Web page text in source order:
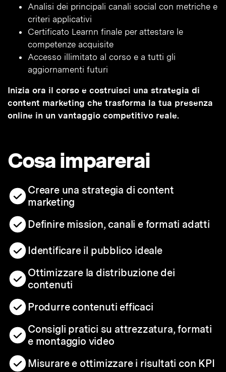
Analisi dei principali canali social con metriche e
criteri applicativi
Certificato Learnn finale per attestare le
competenze acquisite
Accesso illimitato al corso e a tutti gli
aggiornamenti futuri
Inizia ora il corso e costruisci una strategia di
content marketing che trasforma la tua presenza
online in un vantaggio competitivo reale.
Cosa imparerai
Creare una strategia di content
marketing
Definire mission, canali e formati adatti
Identificare il pubblico ideale
Ottimizzare la distribuzione dei
contenuti
Produrre contenuti efficaci
Consigli pratici su attrezzatura, formati
e montaggio video
Misurare e ottimizzare i risultati con KPI